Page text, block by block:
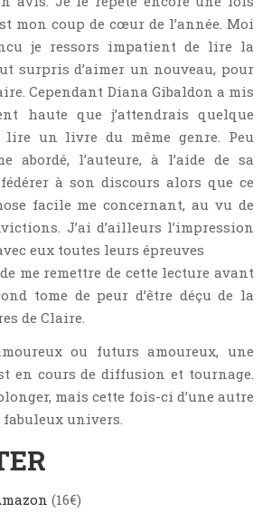
mon coup de cœur de l’année. Moi
je ressors impatient de lire la
surpris d’aimer un nouveau, pour
Cependant Diana Gibaldon a mis
haute que j’attendrais quelque
lire un livre du même genre. Peu
abordé, l’auteure, à l’aide de sa
à son discours alors que ce
facile me concernant, au vu de
J’ai d’ailleurs l’impression
eux toutes leurs épreuves
me remettre de cette lecture avant
tome de peur d’être déçu de la
de Claire.
ou futurs amoureux, une
en cours de diffusion et tournage.
mais cette fois-ci d’une autre
fabuleux univers.
(16€)